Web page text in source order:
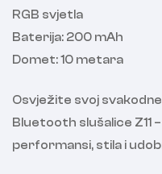
RGB svjetla
Baterija: 200 mAh
Domet: 10 metara
Osvježite svoj
Bluetooth slušalice Z11
performansi, stila i